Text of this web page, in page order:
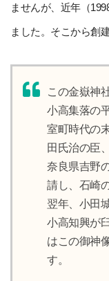
ませんが、近年（
ました。そこから創
この金嶽神
小高集落の
室町時代の
田氏治の臣
奈良県吉野
請し、石崎
翌年、小田
小高知興が
はこの御神
す。